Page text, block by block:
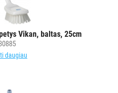
Vikan, baltas, 25cm
daugiau